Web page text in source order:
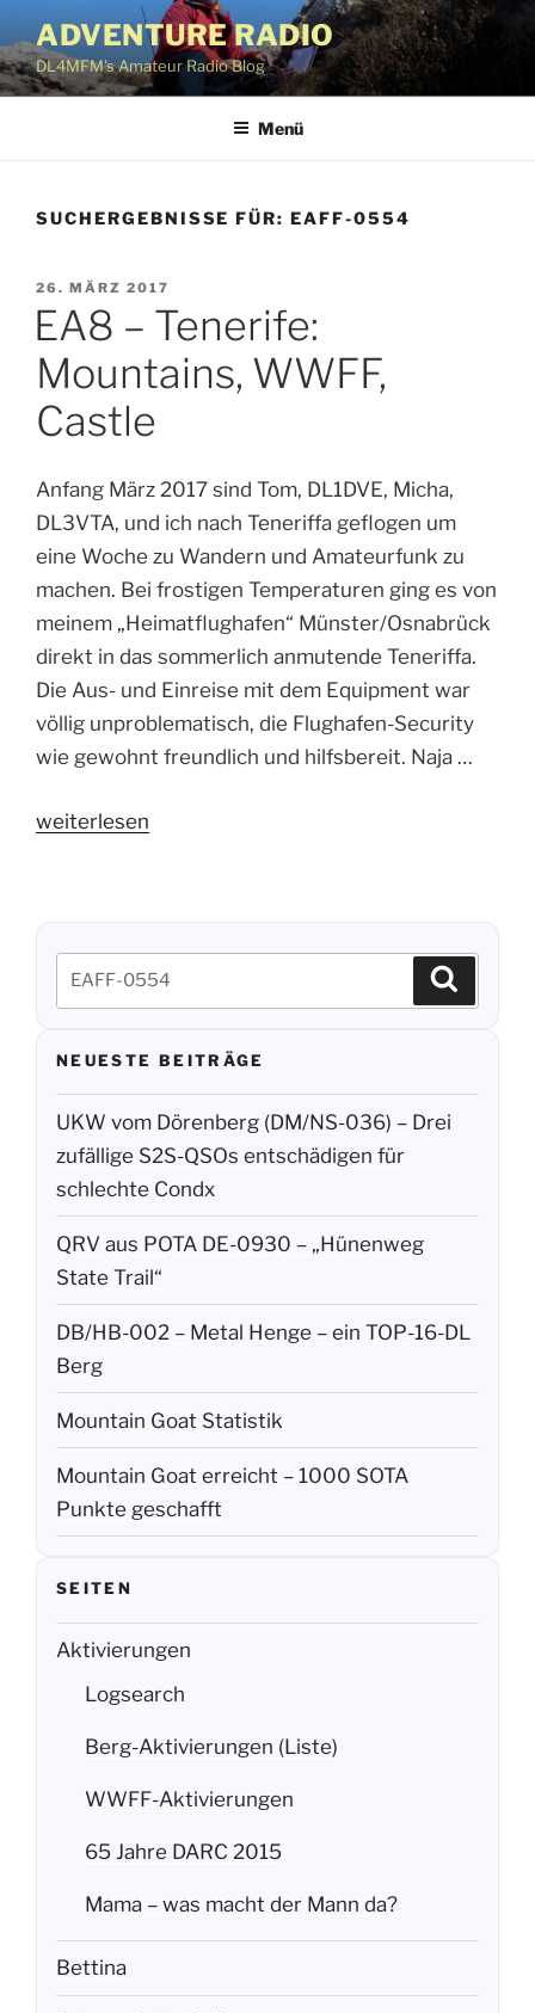
Inhalt
springen
ADVENTURE RADIO
DL4MFM's Amateur Radio Blog
Menü
SUCHERGEBNISSE FÜR:EAFF-0554
VERÖFFENTLICHT
AM
26. MÄRZ 2017
EA8 – Tenerife:
Mountains, WWFF,
Castle
Anfang März 2017 sind Tom, DL1DVE, Micha,
DL3VTA, und ich nach Teneriffa geflogen um
eine Woche zu Wandern und Amateurfunk zu
machen. Bei frostigen Temperaturen ging es von
meinem „Heimatflughafen“ Münster/Osnabrück
direkt in das sommerlich anmutende Teneriffa.
Die Aus- und Einreise mit dem Equipment war
völlig unproblematisch, die Flughafen-Security
wie gewohnt freundlich und hilfsbereit. Naja …
„EA8
WWFF,
Castle“
weiterlesen
Suchen
nach:
NEUESTE BEITRÄGE
UKW vom Dörenberg (DM/NS-036) – Drei
zufällige S2S-QSOs entschädigen für
schlechte Condx
QRV aus POTA DE-0930 – „Hünenweg
State Trail“
DB/HB-002 – Metal Henge – ein TOP-16-DL
Berg
Mountain Goat Statistik
Mountain Goat erreicht – 1000 SOTA
Punkte geschafft
SEITEN
Aktivierungen
Logsearch
Berg-Aktivierungen (Liste)
WWFF-Aktivierungen
65 Jahre DARC 2015
Mama – was macht der Mann da?
Bettina